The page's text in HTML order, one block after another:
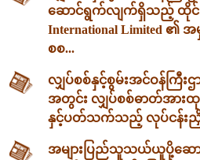
ဆောင်ရွက်လျက်ရှိသည့် ထိုင်းနို
International Limited ၏
စစ...
လျှပ်စစ်နှင့်စွမ်းအင်ဝန်ကြီ
အတွင်း လျှပ်စစ်ဓာတ်အား
နှင့်ပတ်သက်သည့် လုပ်ငန်းညှိ
အများပြည်သူသယ်ယူပို့ဆော